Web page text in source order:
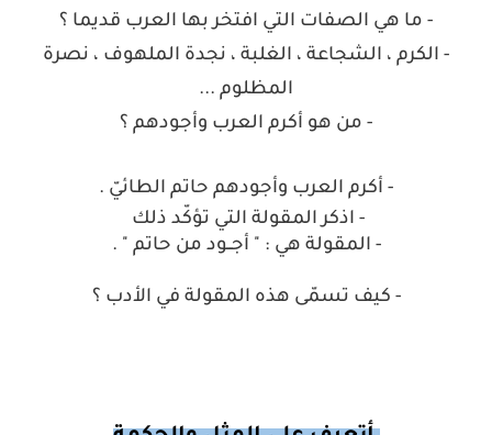
- ما هي الصفات التي افتخر بها العرب قديما ؟
- الكرم ، الشجاعة ، الغلبة ، نجدة الملهوف ، نصرة
المظلوم ...
- من هو أكرم العرب وأجودهم ؟
- أكرم العرب وأجودهم حاتم الطائيّ .
- اذكر المقولة التي تؤكّد ذلك
- المقولة هي : " أجــود من حاتم " .
- كيف تسمّى هذه المقولة في الأدب ؟